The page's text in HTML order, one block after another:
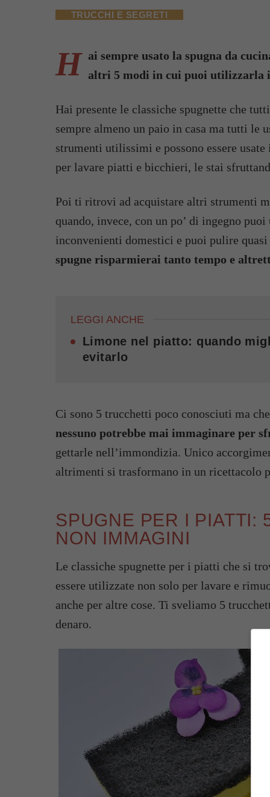
TRUCCHI E SEGRETI
H ai sempre usato la spugna da
altri 5 modi in cui puoi utilizzarla
Hai presente le classiche spugnette che
sempre almeno un paio in casa ma tutti le
strumenti utilissimi e possono essere
per lavare piatti e bicchieri, le stai
Poi ti ritrovi ad acquistare altri strumenti
quando, invece, con un po’ di ingegno
inconvenienti domestici e puoi pulire quasi
spugne risparmierai tanto tempo e
LEGGI ANCHE
Limone nel piatto: quando
evitarlo
Ci sono 5 trucchetti poco conosciuti ma
nessuno potrebbe mai immaginare per
gettarle nell’immondizia. Unico
altrimenti si trasformano in un ricettacolo
SPUGNE PER I PIATTI:
NON IMMAGINI
Le classiche spugnette per i piatti che si
essere utilizzate non solo per lavare e
anche per altre cose. Ti sveliamo 5
denaro.